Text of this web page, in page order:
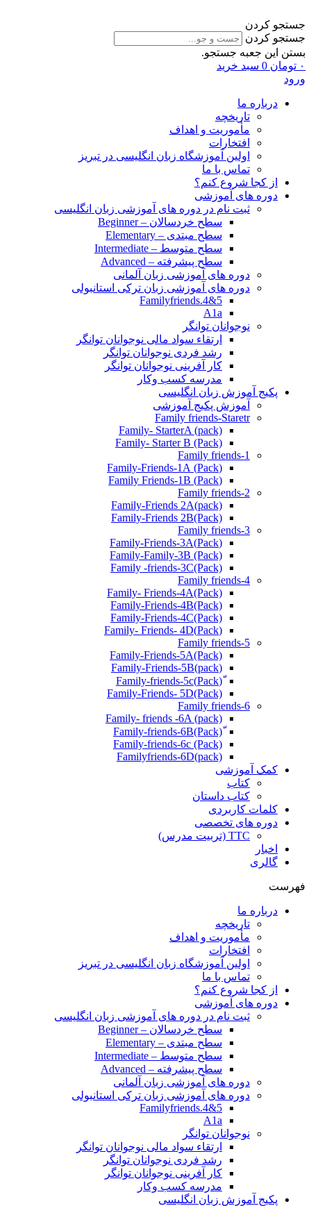
جستجو کردن
جستجو کردن
بستن این جعبه جستجو.
۰ تومان 0 سبد خرید
ورود
درباره ما
تاریخچه
مأموریت و اهداف
افتخارات
اولین آموزشگاه زبان انگلیسی در تبریز
تماس با ما
از کجا شروع کنم؟
دوره های آموزشی
ثبت نام در دوره های آموزشی زبان انگلیسی
سطح خردسالان – Beginner
سطح مبتدی – Elementary
سطح متوسط – Intermediate
سطح پیشرفته – Advanced
دوره های آموزشی زبان آلمانی
دوره های آموزشی زبان ترکی استانبولی
Familyfriends.4&5
A1a
نوجوانان توانگر
ارتقاء سواد مالی نوجوانان توانگر
رشد فردی نوجوانان توانگر
کار آفرینی نوجوانان توانگر
مدرسه کسب وکار
پکیج آموزش زبان انگلیسی
آموزش پکیج آموزشی
Family friends-Staretr
Family- StarterA (pack)
Family- Starter B (Pack)
Family friends-1
(Pack) Family-Friends-1A
(Pack) Family Friends-1B
Family friends-2
Family-Friends 2A(pack)
Family-Friends 2B(Pack)
Family friends-3
(Pack)Family-Friends-3A
Family-Family-3B (Pack)
Family -friends-3C(Pack)
Family friends-4
Family- Friends-4A(Pack)
Family-Friends-4B(Pack)
Family-Friends-4C(Pack)
(Pack)Family- Friends- 4D
Family friends-5
Family-Friends-5A(Pack)
(pack)Family-Friends-5B
ّ(Pack)Family-friends-5c
Family-Friends- 5D(Pack)
Family friends-6
Family- friends -6A (pack)
Family-friends-6c (Pack)
Familyfriends-6D(pack)
کمک آموزشی
کتاب
کتاب داستان
کلمات کاربردی
دوره های تخصصی
TTC (تربیت مدرس)
اخبار
گالری
فهرست
درباره ما
تاریخچه
مأموریت و اهداف
افتخارات
اولین آموزشگاه زبان انگلیسی در تبریز
تماس با ما
از کجا شروع کنم؟
دوره های آموزشی
ثبت نام در دوره های آموزشی زبان انگلیسی
سطح خردسالان – Beginner
سطح مبتدی – Elementary
سطح متوسط – Intermediate
سطح پیشرفته – Advanced
دوره های آموزشی زبان آلمانی
دوره های آموزشی زبان ترکی استانبولی
Familyfriends.4&5
A1a
نوجوانان توانگر
ارتقاء سواد مالی نوجوانان توانگر
رشد فردی نوجوانان توانگر
کار آفرینی نوجوانان توانگر
مدرسه کسب وکار
پکیج آموزش زبان انگلیسی